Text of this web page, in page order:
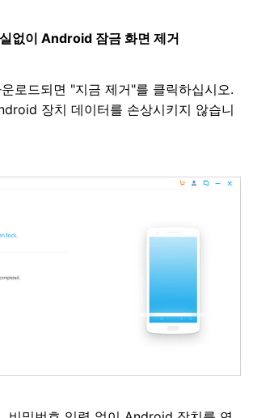
없이 Android 잠금 화면 제거
로드되면 "지금 제거"를 클릭하십시오.
장치 데이터를 손상시키지 않습니